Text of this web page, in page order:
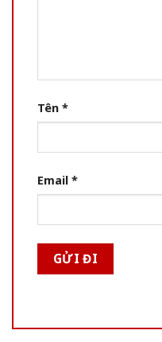
Tên *
Email *